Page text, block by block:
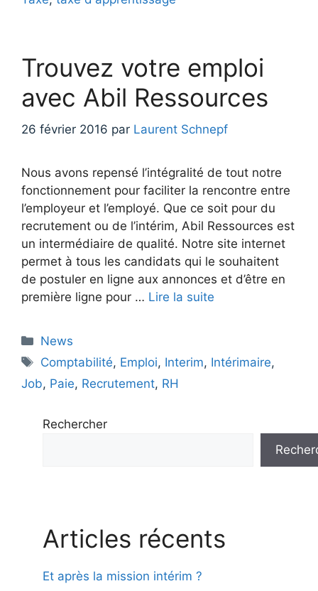
Trouvez votre emploi
avec Abil Ressources
26 février 2016 par Laurent Schnepf
Nous avons repensé l’intégralité de tout notre
fonctionnement pour faciliter la rencontre entre
l’employeur et l’employé. Que ce soit pour du
recrutement ou de l’intérim, Abil Ressources est
un intermédiaire de qualité. Notre site internet
permet à tous les candidats qui le souhaitent
de postuler en ligne aux annonces et d’être en
première ligne pour … Lire la suite
Catégories
News
Étiquettes
Comptabilité, Emploi, Interim, Intérimaire,
Job, Paie, Recrutement, RH
Rechercher
Articles récents
Et après la mission intérim ?